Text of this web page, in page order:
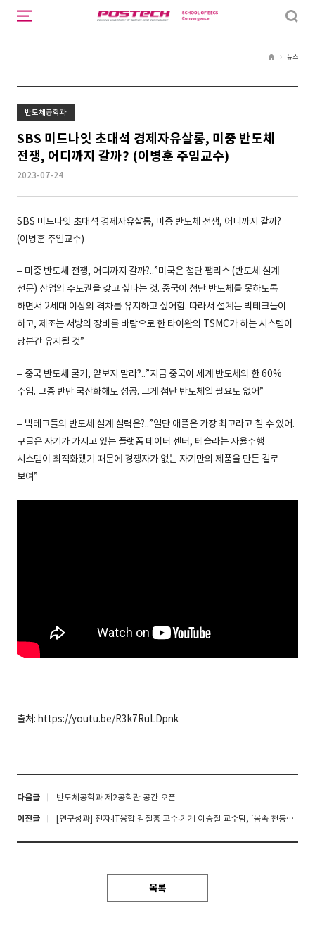
H
뉴스
반도체공학과
SBS 미드나잇 초대석 경제자유살롱, 미중 반도체
전쟁, 어디까지 갈까? (이병훈 주임교수)
2023-07-24
SBS 미드나잇 초대석 경제자유살롱, 미중 반도체 전쟁, 어디까지 갈까?
(이병훈 주임교수)
– 미중 반도체 전쟁, 어디까지 갈까?..”미국은 첨단 팹리스 (반도체 설계
전문) 산업의 주도권을 갖고 싶다는 것. 중국이 첨단 반도체를 못하도록
하면서 2세대 이상의 격차를 유지하고 싶어함. 따라서 설계는 빅테크들이
하고, 제조는 서방의 장비를 바탕으로 한 타이완의 TSMC가 하는 시스템이
당분간 유지될 것”
– 중국 반도체 굴기, 얕보지 말라?..”지금 중국이 세계 반도체의 한 60%
수입. 그중 반만 국산화해도 성공. 그게 첨단 반도체일 필요도 없어”
– 빅테크들의 반도체 설계 실력은?..”일단 애플은 가장 최고라고 칠 수 있어.
구글은 자기가 가지고 있는 플랫폼 데이터 센터, 테슬라는 자율주행
시스템이 최적화됐기 때문에 경쟁자가 없는 자기만의 제품을 만든 걸로
보여”
출처: https://youtu.be/R3k7RuLDpnk
다음글 반도체공학과 제2공학관 공간 오픈
이전글 [연구성과] 전자‧IT융합 김철홍 교수‧기계 이승철 교수팀, ‘몸속 천둥번개’, 딥러닝으로 더 빠르고 선명하게 혈관을 찍는다
목록